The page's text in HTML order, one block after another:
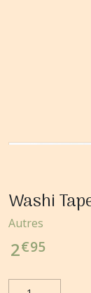
Washi
Autres
2€95